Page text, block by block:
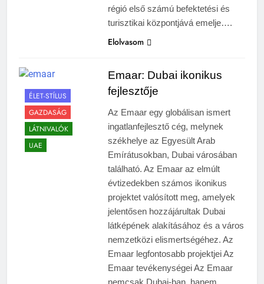
régió első számú befektetési és
turisztikai központjává emelje….
Elolvasom
ÉLET-STÍLUS
GAZDASÁG
LÁTNIVALÓK
UAE
Emaar: Dubai ikonikus
fejlesztője
Az Emaar egy globálisan ismert
ingatlanfejlesztő cég, melynek
székhelye az Egyesült Arab
Emírátusokban, Dubai városában
található. Az Emaar az elmúlt
évtizedekben számos ikonikus
projektet valósított meg, amelyek
jelentősen hozzájárultak Dubai
látképének alakításához és a város
nemzetközi elismertségéhez. Az
Emaar legfontosabb projektjei Az
Emaar tevékenységei Az Emaar
nemcsak Dubai-ban, hanem